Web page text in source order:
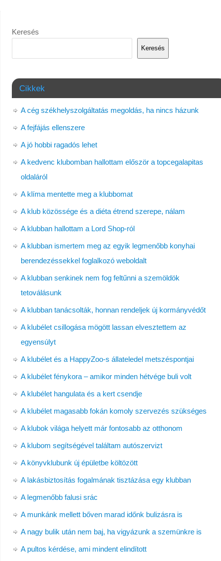
Keresés
Keresés
Cikkek
A cég székhelyszolgáltatás megoldás, ha nincs házunk
A fejfájás ellenszere
A jó hobbi ragadós lehet
A kedvenc klubomban hallottam először a topcegalapitas
oldaláról
A klíma mentette meg a klubbomat
A klub közössége és a diéta étrend szerepe, nálam
A klubban hallottam a Lord Shop-ról
A klubban ismertem meg az egyik legmenőbb konyhai
berendezéssekkel foglalkozó weboldalt
A klubban senkinek nem fog feltűnni a szemöldök
tetoválásunk
A klubban tanácsolták, honnan rendeljek új kormányvédőt
A klubélet csillogása mögött lassan elvesztettem az
egyensúlyt
A klubélet és a HappyZoo-s állateledel metszéspontjai
A klubélet fénykora – amikor minden hétvége buli volt
A klubélet hangulata és a kert csendje
A klubélet magasabb fokán komoly szervezés szükséges
A klubok világa helyett már fontosabb az otthonom
A klubom segítségével találtam autószervizt
A könyvklubunk új épületbe költözött
A lakásbiztosítás fogalmának tisztázása egy klubban
A legmenőbb falusi srác
A munkánk mellett bőven marad időnk bulizásra is
A nagy bulik után nem baj, ha vigyázunk a szemünkre is
A pultos kérdése, ami mindent elindított